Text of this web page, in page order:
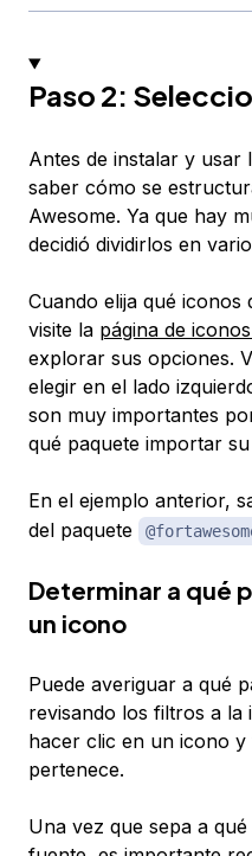
Paso 2:
Antes de instalar y usar
saber cómo se
Awesome. Ya que hay
decidió dividirlos en
Cuando elija qué iconos
visite la página de
explorar sus opciones.
elegir en el lado
son muy importantes
qué paquete importar
En el ejemplo anterior,
del paquete
Determinar a qué
un icono
Puede averiguar a qué
revisando los filtros a la
hacer clic en un icono
pertenece.
Una vez que sepa a